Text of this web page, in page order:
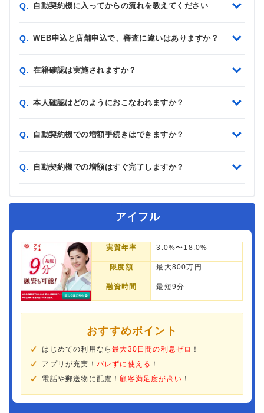
Q. 自動契約機に入ってからの流れを教えてください
Q. WEB申込と店舗申込で、審査に違いはありますか？
Q. 在籍確認は実施されますか？
Q. 本人確認はどのようにおこなわれますか？
Q. 自動契約機での増額手続きはできますか？
Q. 自動契約機での増額はすぐ完了しますか？
アイフル
実質年率 3.0%〜18.0%
限度額 最大800万円
融資時間 最短9分
おすすめポイント
はじめての利用なら最大30日間の利息ゼロ ！
アプリが充実！ バレずに使える ！
電話や郵送物に配慮！ 顧客満足度が高い ！